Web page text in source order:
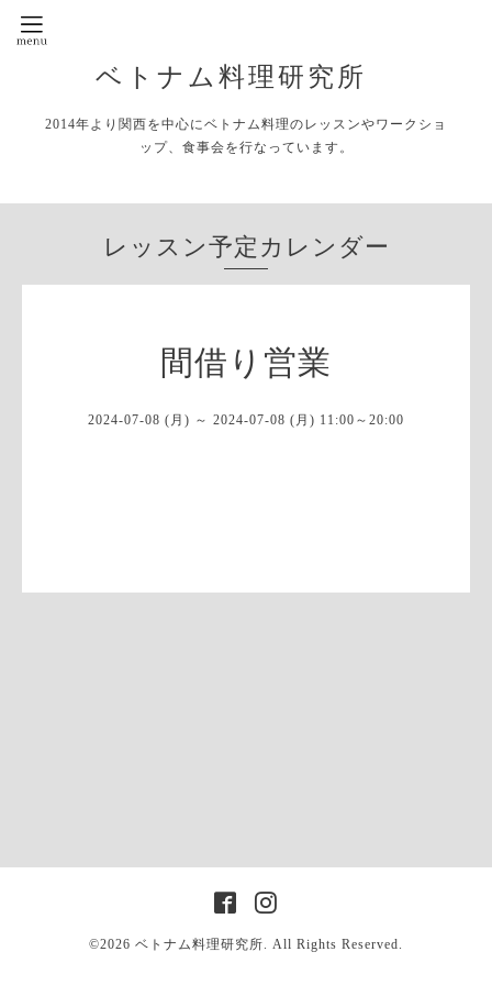
ベトナム料理研究所
2014年より関西を中心にベトナム料理のレッスンやワークショ
ップ、食事会を行なっています。
レッスン予定カレンダー
間借り営業
2024-07-08 (月) ～ 2024-07-08 (月) 11:00～20:00
©2026 ベトナム料理研究所. All Rights Reserved.